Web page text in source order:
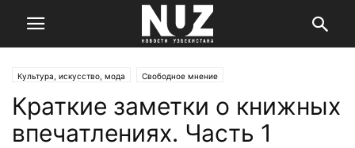
Культура, искусство, мода Свободное мнение
Краткие заметки о книжных
впечатлениях. Часть 1